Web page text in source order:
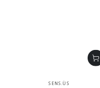
Бренд:
SENS.ÙS